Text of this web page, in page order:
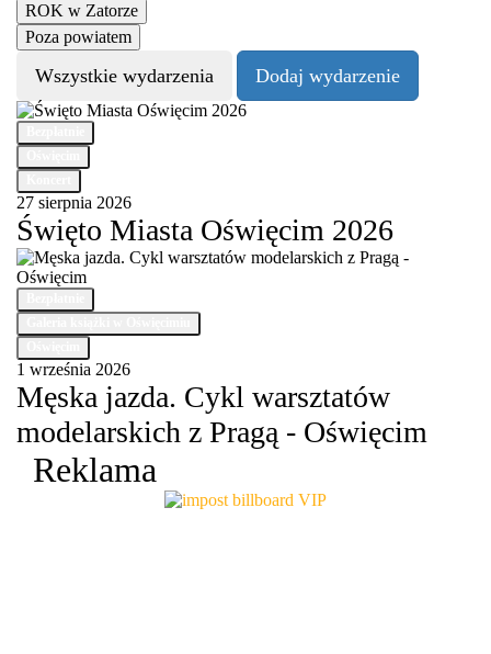
ROK w Zatorze
Poza powiatem
Wszystkie wydarzenia Dodaj wydarzenie
27 sierpnia 2026
Święto Miasta Oświęcim 2026
1 września 2026
Męska jazda. Cykl warsztatów
modelarskich z Pragą - Oświęcim
Reklama